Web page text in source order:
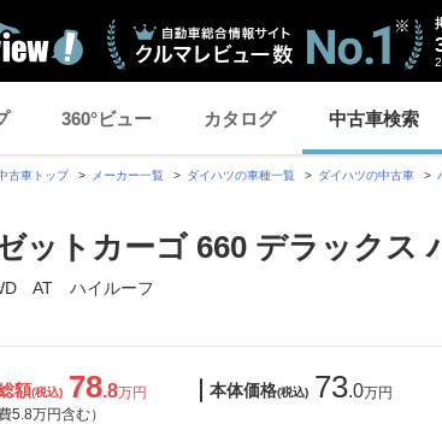
360°ビュー カタログ 中古車検索
古車トップ メーカー一覧 ダイハツの車種一覧 ダイハツの中古車
ットカーゴ 660 デラックス
AT ハイルーフ
額(税込) 78.8万円
5.8万円含む）
本体価格(税込) 73.0万円